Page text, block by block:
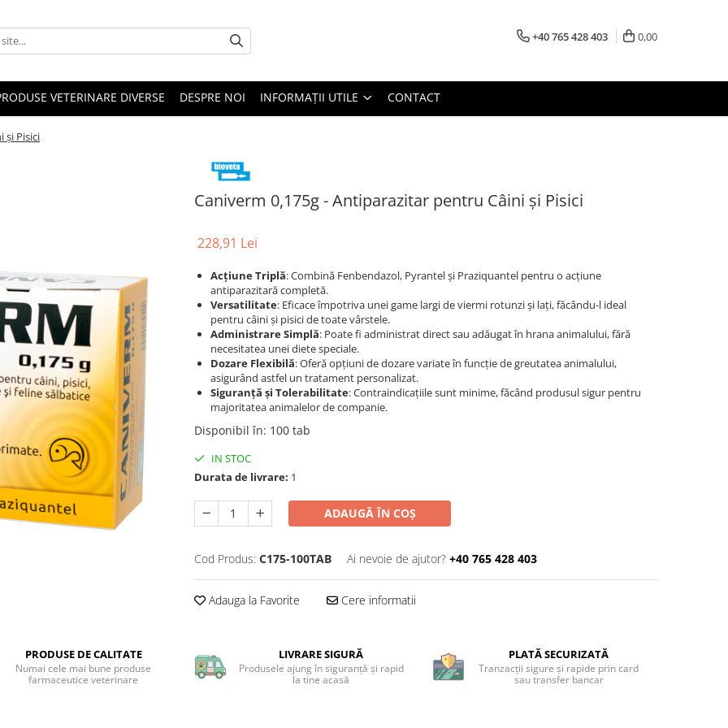
+40 765 428 403 0,00
VETERINARE DIVERSE DESPRE NOI INFORMAȚII UTILE CONTACT
și Pisici
Caniverm 0,175g - Antiparazitar pentru Câini și Pisici
228,91 Lei
Acțiune Triplă: Combină Fenbendazol, Pyrantel și Praziquantel pentru o acțiune
antiparazitară completă.
Versatilitate: Eficace împotriva unei game largi de viermi rotunzi și lați, făcându-l ideal
pentru câini și pisici de toate vârstele.
Administrare Simplă: Poate fi administrat direct sau adăugat în hrana animalului, fără
necesitatea unei diete speciale.
Dozare Flexibilă: Oferă opțiuni de dozare variate în funcție de greutatea animalului,
asigurând astfel un tratament personalizat.
Siguranță și Tolerabilitate: Contraindicațiile sunt minime, făcând produsul sigur pentru
majoritatea animalelor de companie.
Disponibil în: 100 tab
IN STOC
Durata de livrare: 1
ADAUGĂ ÎN COȘ
Cod Produs: C175-100TAB Ai nevoie de ajutor? +40 765 428 403
Adauga la Favorite Cere informatii
PRODUSE DE CALITATE
Numai cele mai bune produse
farmaceutice veterinare
LIVRARE SIGURĂ
Produsele ajung în siguranță și rapid
la tine acasă
PLATĂ SECURIZATĂ
Tranzacții sigure și rapide prin card
sau transfer bancar